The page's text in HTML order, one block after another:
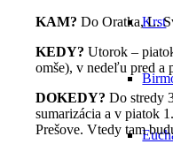
Krst
KAM? Do Oratka, L.
KEDY? Utorok –
omše), v nedeľu pred a
DOKEDY? Do stredy
sumarizácia a v piatok
Prešove. Vtedy tam